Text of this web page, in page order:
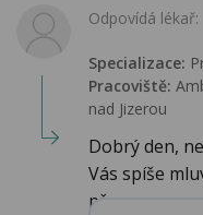
Odpovídá lékař:
Specializace:
Pracoviště:
nad Jizerou
Dobrý den,
Vás spíše
př...